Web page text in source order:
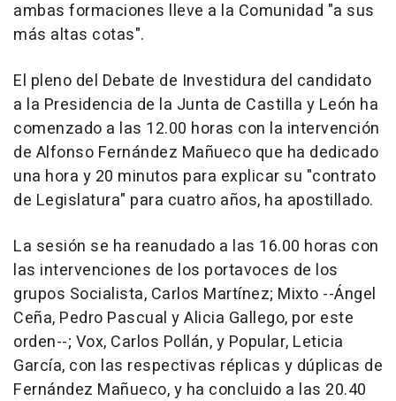
ambas formaciones lleve a la Comunidad "a sus
más altas cotas".
El pleno del Debate de Investidura del candidato
a la Presidencia de la Junta de Castilla y León ha
comenzado a las 12.00 horas con la intervención
de Alfonso Fernández Mañueco que ha dedicado
una hora y 20 minutos para explicar su "contrato
de Legislatura" para cuatro años, ha apostillado.
La sesión se ha reanudado a las 16.00 horas con
las intervenciones de los portavoces de los
grupos Socialista, Carlos Martínez; Mixto --Ángel
Ceña, Pedro Pascual y Alicia Gallego, por este
orden--; Vox, Carlos Pollán, y Popular, Leticia
García, con las respectivas réplicas y dúplicas de
Fernández Mañueco, y ha concluido a las 20.40